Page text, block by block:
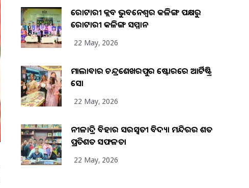
ରୋଟାରୀ କ୍ଲବ ଭୁବନେଶ୍ୱର କଳିଙ୍ଗ ପକ୍ଷରୁ
ରୋଟାରୀ କଳିଙ୍ଗ ସମ୍ମାନ
22 May, 2026
ମାଲାବାର ଚନ୍ଦ୍ରଶେଖରପୁର ଷ୍ଟୋରରେ ଆର୍ଟିଷ୍ଟ୍ରି
ସୋ
22 May, 2026
ନୀଳାଦ୍ରି ବିହାର ସରସ୍ୱତୀ ବିଦ୍ୟା ମନ୍ଦିରର ଶତ
ପ୍ରତିଶତ ସଫଳତା
22 May, 2026